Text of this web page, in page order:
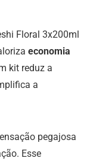
Floral 3x200ml
economia
kit reduz a
a
pegajosa
Esse